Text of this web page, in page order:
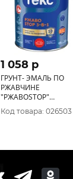
1 058 p
ГРУНТ- ЭМАЛЬ ПО
РЖАВЧИНЕ
"РЖАВОSTOP"
КРАСНАЯ RAL 3020
КГ (1/14) ТЕКС
Код товара: 026503